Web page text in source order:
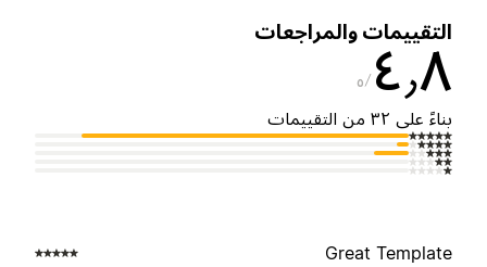
والمراجعات
٥
على ٣٢ من التقييمات
Great